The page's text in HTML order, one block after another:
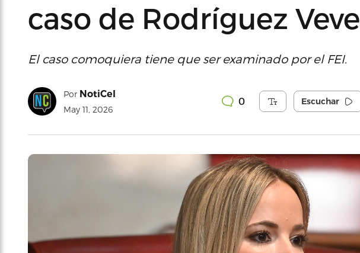
caso de Rodríguez Veve
El caso comoquiera tiene que ser examinado por el FEI.
Por NotiCel
May 11, 2026
0 Escuchar